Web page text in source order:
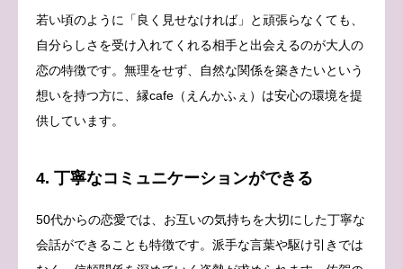
若い頃のように「良く見せなければ」と頑張らなくても、
自分らしさを受け入れてくれる相手と出会えるのが大人の
恋の特徴です。無理をせず、自然な関係を築きたいという
想いを持つ方に、縁cafe（えんかふぇ）は安心の環境を提
供しています。
4. 丁寧なコミュニケーションができる
50代からの恋愛では、お互いの気持ちを大切にした丁寧な
会話ができることも特徴です。派手な言葉や駆け引きでは